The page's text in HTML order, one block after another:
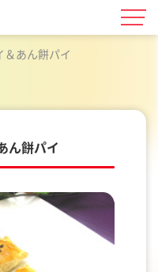
＆あん餅パイ
ん餅パイ